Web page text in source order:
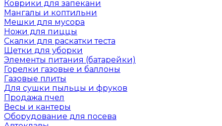
Коврики для запекани
Мангалы и коптильни
Мешки для мусора
Ножи для пиццы
Скалки для раскатки теста
Щетки для уборки
Элементы питания (батарейки)
Горелки газовые и баллоны
Газовые плиты
Для сушки пыльцы и фруков
Продажа пчел
Весы и кантеры
Оборудование для посева